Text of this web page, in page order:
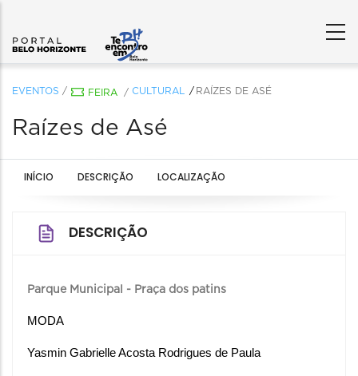
EVENTOS / FEIRA / CULTURAL RAÍZES DE ASÉ
Raízes de Asé
INÍCIO DESCRIÇÃO LOCALIZAÇÃO
DESCRIÇÃO
Parque Municipal - Praça dos patins
MODA
Yasmin Gabrielle Acosta Rodrigues de Paula